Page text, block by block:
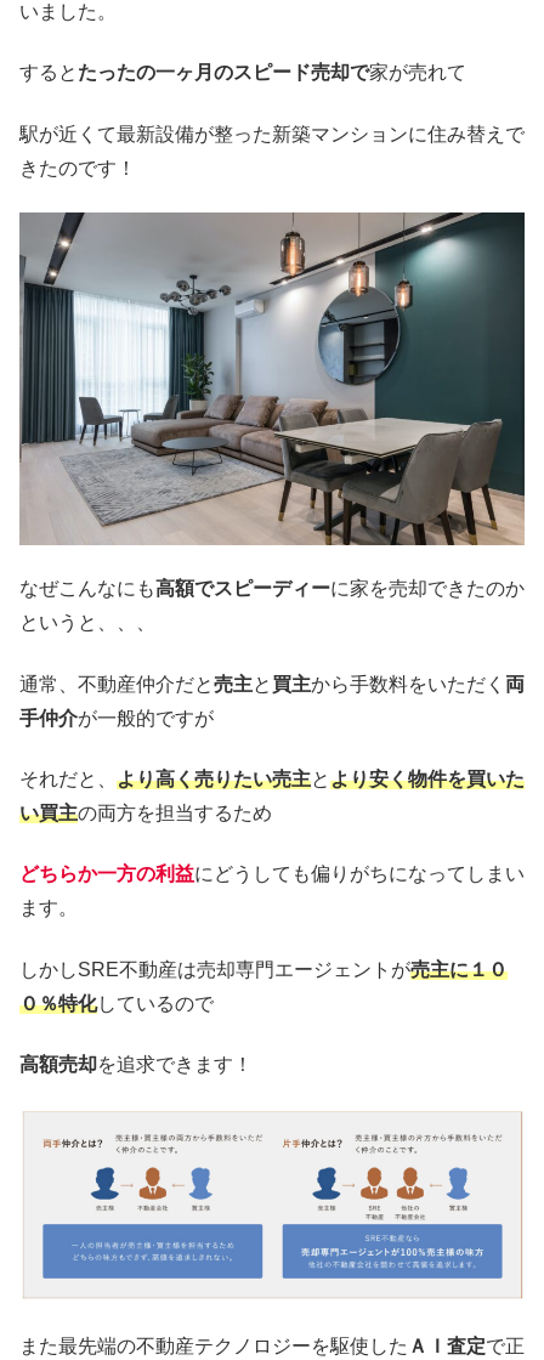
いました。
すると たったの一ヶ月のスピード売却で家が売れて
駅が近くて最新設備が整った新築マンションに住み替えで
きたのです！
なぜこんなにも高額でスピーディーに家を売却できたのか
というと、、、
通常、不動産仲介だと売主と 買主から手数料をいただく 両
手仲介が一般的ですが
それだと、 より高く売りたい売主とより安く物件を買いた
い買主の両方を担当するため
どちらか一方の利益にどうしても偏りがちになってしまい
ます。
しかしSRE不動産は売却専門エージェントが売主に１０
０％特化しているので
高額売却を追求できます！
また最先端の不動産テクノロジーを駆使した ＡＩ査定で正